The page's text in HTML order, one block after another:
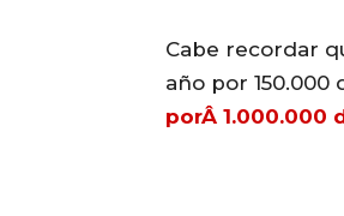
Cabe recordar
año por 150.000
porÂ 1.000.000